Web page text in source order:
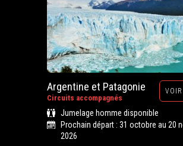
Argentine et Patagonie
Circuits accompagnés
Jumelage homme disponible
Prochain départ : 31 octobre au 20
2026